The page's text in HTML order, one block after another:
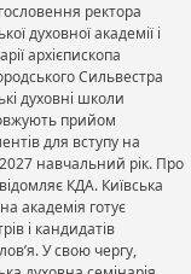
ректора
духовної академії і
архієпископа
Сильвестра
духовні школи
прийом
для вступу на
навчальний рік. Про
КДА. Київська
академія готує
і кандидатів
У свою чергу,